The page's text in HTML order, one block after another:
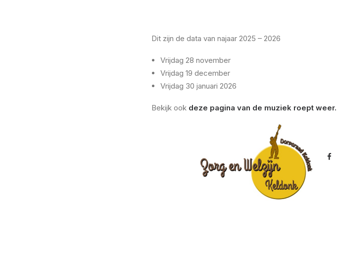
Dit zijn de data van najaar 2025 – 2026
Vrijdag 28 november
Vrijdag 19 december
Vrijdag 30 januari 2026
Bekijk ook deze pagina van de muziek roept weer.